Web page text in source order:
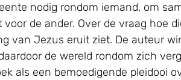
nodig rondom iemand, om
de ander. Over de vraag hoe
van Jezus eruit ziet. De auteur
de wereld rondom zich
als een bemoedigende pleidooi